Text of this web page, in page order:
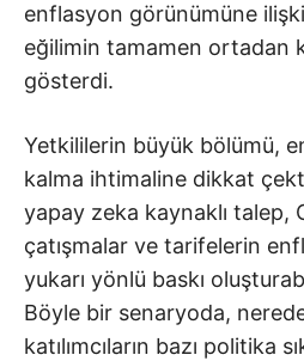
enflasyon görünümüne
eğilimin tamamen ortadan
gösterdi.
Yetkililerin büyük bölümü,
kalma ihtimaline dikkat
yapay zeka kaynaklı talep,
çatışmalar ve tarifelerin
yukarı yönlü baskı
Böyle bir senaryoda,
katılımcıların bazı politika